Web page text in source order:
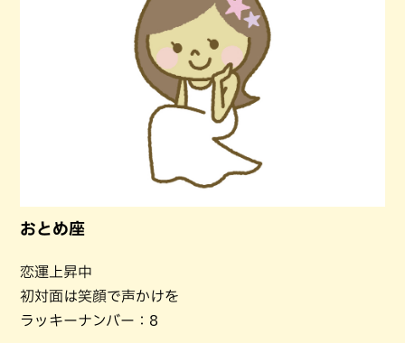
おとめ座
恋運上昇中
初対面は笑顔で声かけを
ラッキーナンバー：8